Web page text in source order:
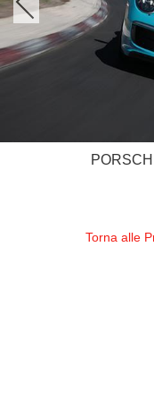
Torna alle